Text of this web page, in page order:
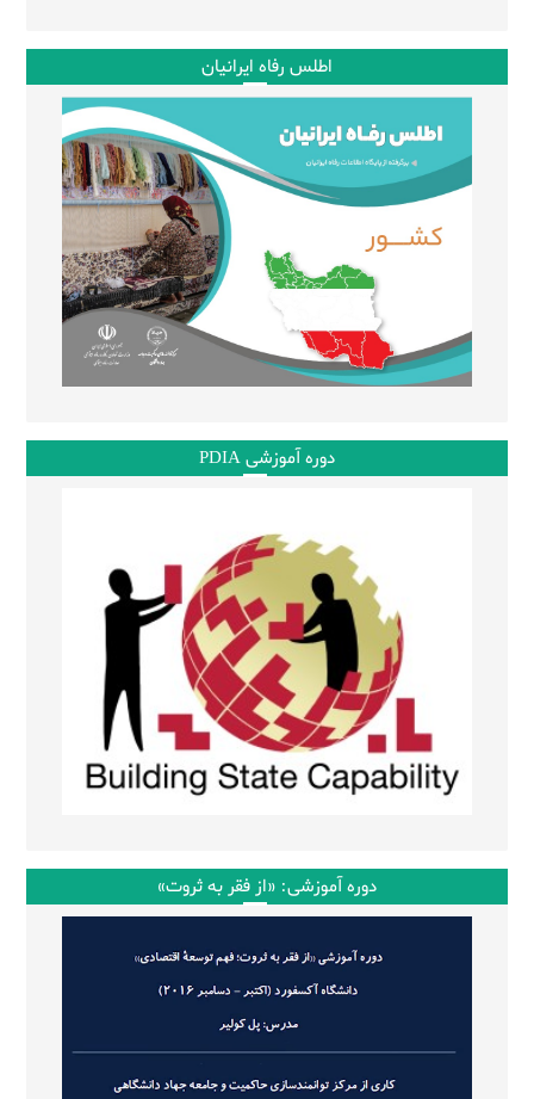
اطلس رفاه ایرانیان
دوره آموزشی PDIA
دوره آموزشی: «از فقر به ثروت»